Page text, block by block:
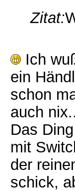
Zitat:
Ich
ein
schon
auch
Das
mit
der
schick,